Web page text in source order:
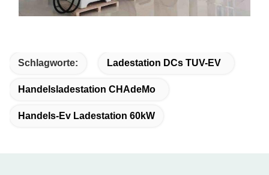
Schlagworte: Ladestation DCs TUV-EV
Handelsladestation CHAdeMo
Handels-Ev Ladestation 60kW